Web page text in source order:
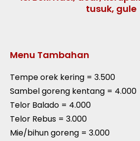
tusuk, gule
Menu Tambahan
Tempe orek kering = 3.500
Sambel goreng kentang = 4.000
Telor Balado = 4.000
Telor Rebus = 3.000
Mie/bihun goreng = 3.000